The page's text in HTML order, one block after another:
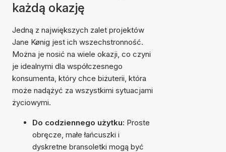
każdą okazję
Jedną z największych zalet projektów
Jane Kønig jest ich wszechstronność.
Można je nosić na wiele okazji, co czyni
je idealnymi dla współczesnego
konsumenta, który chce biżuterii, która
może nadążyć za wszystkimi sytuacjami
życiowymi.
Do codziennego użytku: Proste
obręcze, małe łańcuszki i
dyskretne bransoletki mogą być